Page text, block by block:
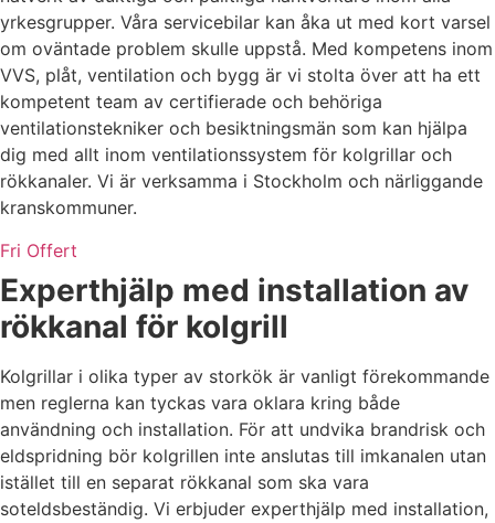
yrkesgrupper. Våra servicebilar kan åka ut med kort varsel
om oväntade problem skulle uppstå. Med kompetens inom
VVS, plåt, ventilation och bygg är vi stolta över att ha ett
kompetent team av certifierade och behöriga
ventilationstekniker och besiktningsmän som kan hjälpa
dig med allt inom ventilationssystem för kolgrillar och
rökkanaler. Vi är verksamma i Stockholm och närliggande
kranskommuner.
Fri Offert
Experthjälp med installation av
rökkanal för kolgrill
Kolgrillar i olika typer av storkök är vanligt förekommande
men reglerna kan tyckas vara oklara kring både
användning och installation. För att undvika brandrisk och
eldspridning bör kolgrillen inte anslutas till imkanalen utan
istället till en separat rökkanal som ska vara
soteldsbeständig. Vi erbjuder experthjälp med installation,